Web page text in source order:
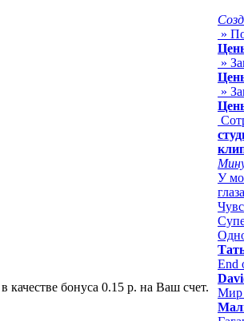
качестве бонуса 0.15 р. на Ваш счет.
»
»
»
У
глаза
End
Мир